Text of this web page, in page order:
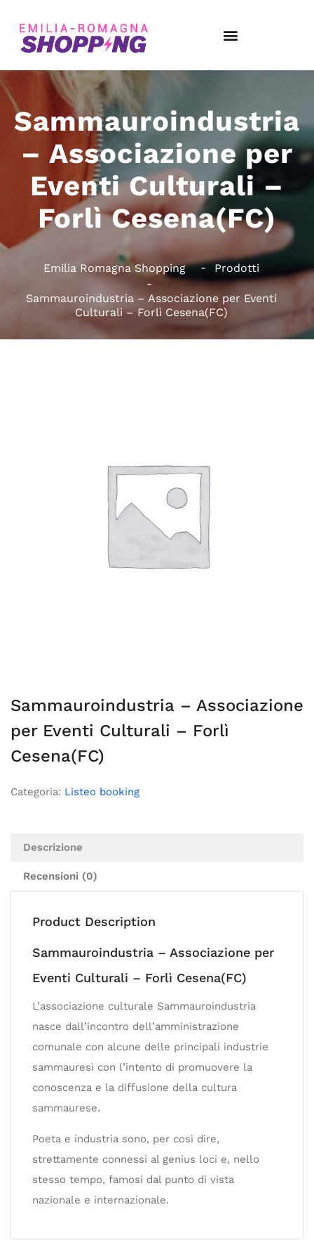
Sammauroindustria
– Associazione per
Eventi Culturali –
Forlì Cesena(FC)
Emilia Romagna Shopping Prodotti
Sammauroindustria – Associazione per Eventi
Culturali – Forlì Cesena(FC)
Sammauroindustria – Associazione
per Eventi Culturali – Forlì
Cesena(FC)
Categoria: Listeo booking
Descrizione
Recensioni (0)
Product Description
Sammauroindustria – Associazione per
Eventi Culturali – Forlì Cesena(FC)
L’associazione culturale Sammauroindustria
nasce dall’incontro dell’amministrazione
comunale con alcune delle principali industrie
sammauresi con l’intento di promuovere la
conoscenza e la diffusione della cultura
sammaurese.
Poeta e industria sono, per così dire,
strettamente connessi al genius loci e, nello
stesso tempo, famosi dal punto di vista
nazionale e internazionale.